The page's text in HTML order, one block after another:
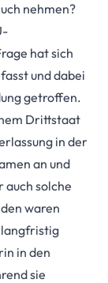
nehmen?
hat sich
und dabei
getroffen.
Drittstaat
in der
an und
auch solche
waren
langfristig
in den
sie